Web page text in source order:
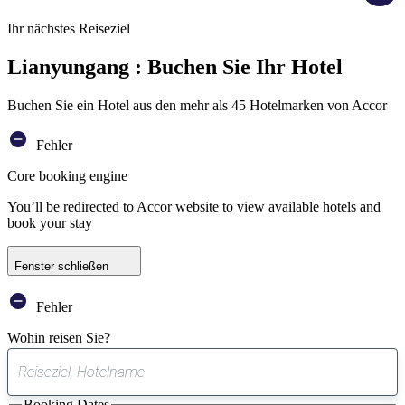
Ihr nächstes Reiseziel
Lianyungang : Buchen Sie Ihr Hotel
Buchen Sie ein Hotel aus den mehr als 45 Hotelmarken von Accor
Fehler
Core booking engine
You’ll be redirected to Accor website to view available hotels and
book your stay
Fenster schließen
Fehler
Wohin reisen Sie?
gefundener